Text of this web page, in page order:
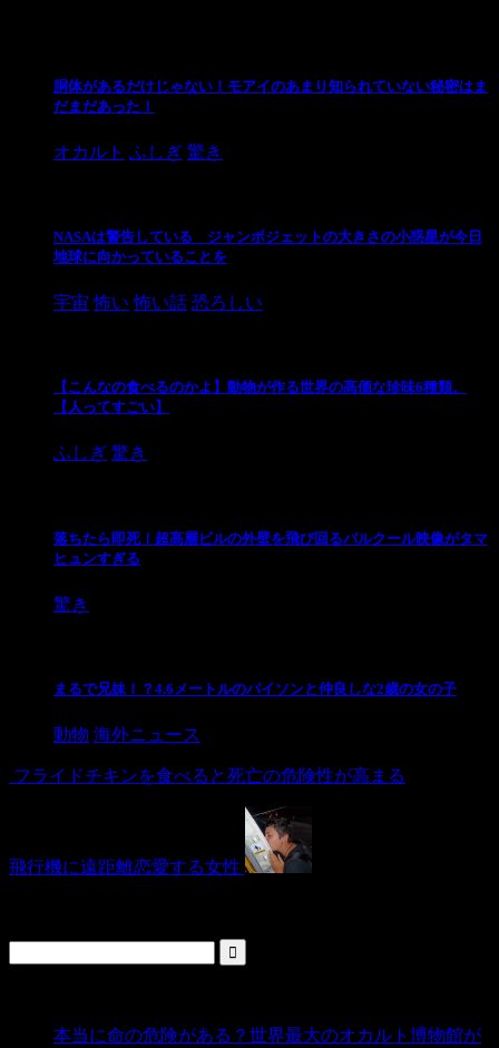
胴体があるだけじゃない！モアイのあまり知られていない秘密はま
だまだあった！
オカルト ふしぎ 驚き
NASAは警告している ジャンボジェットの大きさの小惑星が今日
地球に向かっていることを
宇宙 怖い 怖い話 恐ろしい
【こんなの食べるのかよ】動物が作る世界の高価な珍味6種類。
【人ってすごい】
ふしぎ 驚き
落ちたら即死！超高層ビルの外壁を飛び回るパルクール映像がタマ
ヒュンすぎる
驚き
まるで兄妹！？4.6メートルのパイソンと仲良しな2歳の女の子
動物 海外ニュース
フライドチキンを食べると死亡の危険性が高まる
飛行機に遠距離恋愛する女性
本当に命の危険がある？世界最大のオカルト博物館が